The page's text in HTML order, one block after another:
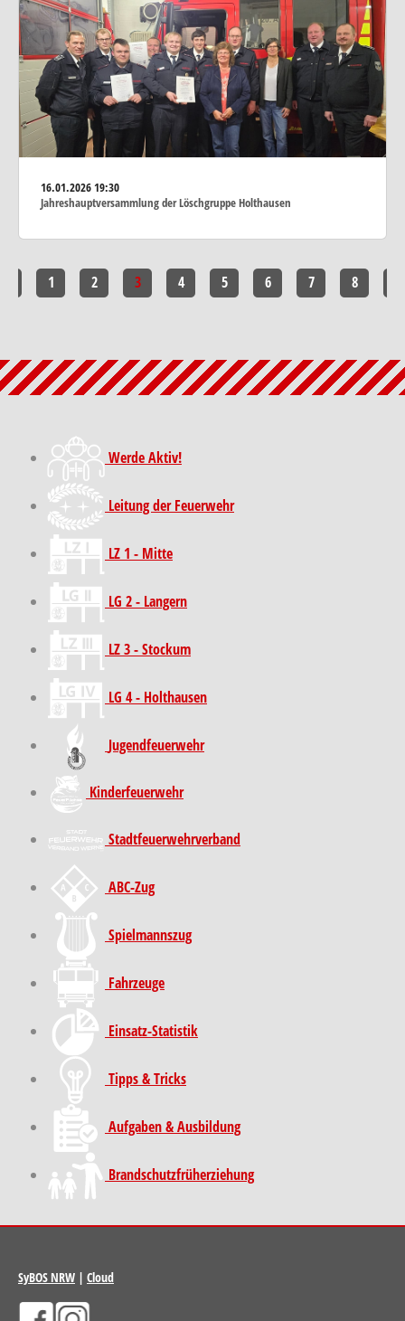
16.01.202619:30
Jahreshauptversammlung der Löschgruppe Holthausen
1 2 3 4 5 6 7 8
Werde Aktiv!
Leitung der Feuerwehr
LZ 1 - Mitte
LG 2 - Langern
LZ 3 - Stockum
LG 4 - Holthausen
Jugendfeuerwehr
Kinder­feuer­wehr
Stadt­feuer­wehr­verband
ABC-Zug
Spielmannszug
Fahrzeuge
Einsatz-Statistik
Tipps & Tricks
Aufgaben & Ausbildung
Brand­schutz­früh­erziehung
SyBOS NRW | Cloud